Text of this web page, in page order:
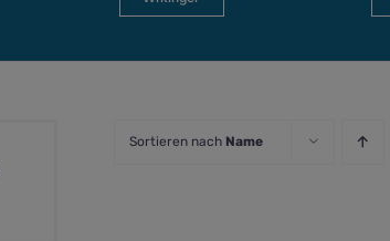
Sortieren nach Name